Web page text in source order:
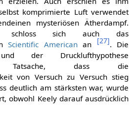
komprimierte Luft verwendet
mysteriösen Ätherdampf.
schloss sich auch das
Scientific Americanan [27]. Die
der Drucklufthypothese
Tatsache, dass die
von Versuch zu Versuch stieg
deutlich am stärksten war, wurde
obwohl Keely darauf ausdrücklich